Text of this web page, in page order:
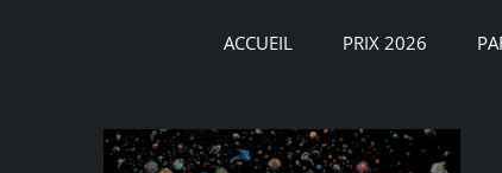
ACCUEIL PRIX 2026